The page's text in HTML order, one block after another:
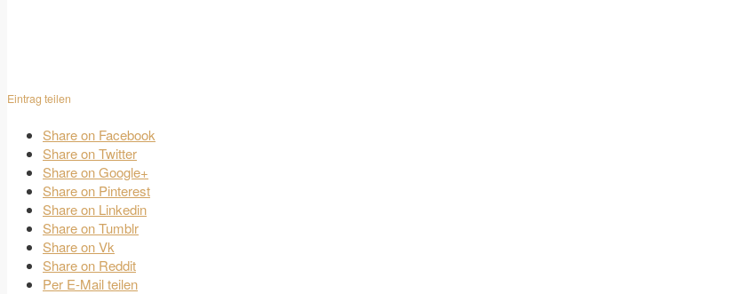
Eintrag teilen
Share on Facebook
Share on Twitter
Share on Google+
Share on Pinterest
Share on Linkedin
Share on Tumblr
Share on Vk
Share on Reddit
Per E-Mail teilen